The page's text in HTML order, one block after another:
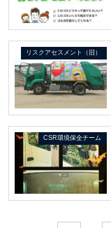
リスクアセスメント（旧）
CSR環境保全チーム